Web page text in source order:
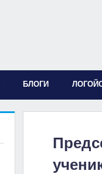
БЛОГИ